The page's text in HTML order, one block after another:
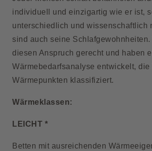
individuell und einzigartig wie er ist,
unterschiedlich und wissenschaftlich
sind auch seine Schlafgewohnheiten.
diesen Anspruch gerecht und haben
Wärmebedarfsanalyse entwickelt,
Wärmepunkten klassifiziert.
Wärmeklassen:
LEICHT *
Betten mit ausreichenden